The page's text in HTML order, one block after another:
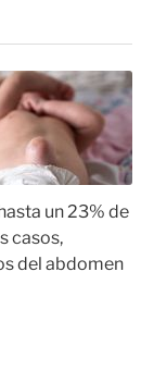
un 23% de
casos,
del abdomen